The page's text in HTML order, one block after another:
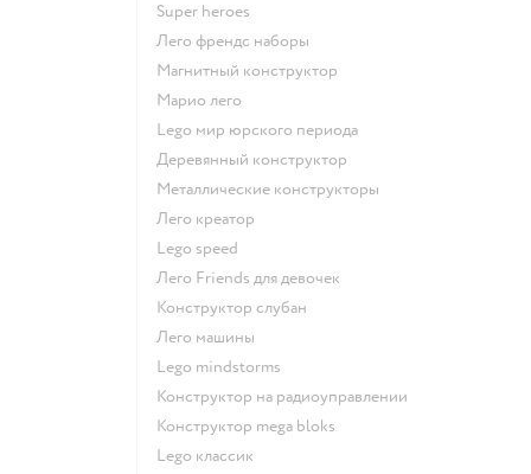
Super heroes
Лего френдс наборы
Магнитный конструктор
Марио лего
Lego мир юрского периода
Деревянный конструктор
Металлические конструкторы
Лего креатор
Lego speed
Лего Friends для девочек
Конструктор слубан
Лего машины
Lego mindstorms
Конструктор на радиоуправлении
Конструктор mega bloks
Lego классик